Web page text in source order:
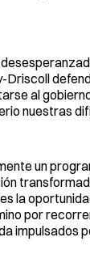
al
nuestras
un
la
por
impulsados